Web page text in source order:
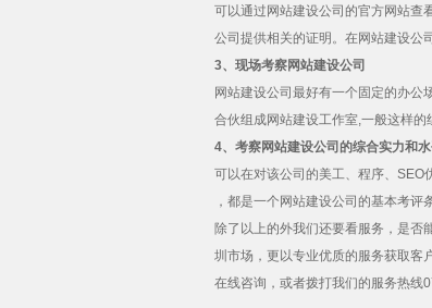
可以通过网站建设公司的官方网站查
公司提供相关的证明。在网站建设公
3、现场考察网站建设公司
网站建设公司最好有一个固定的办公
合伙组成网站建设工作室,一般这样
4、考察网站建设公司的综合实力和
可以在对该公司的美工、程序、SEO
，都是一个网站建设公司的基本考评
除了以上的外我们还要看服务，是否
圳市场，更以专业优质的服务获取客
在线咨询，或者拨打我们的服务热线